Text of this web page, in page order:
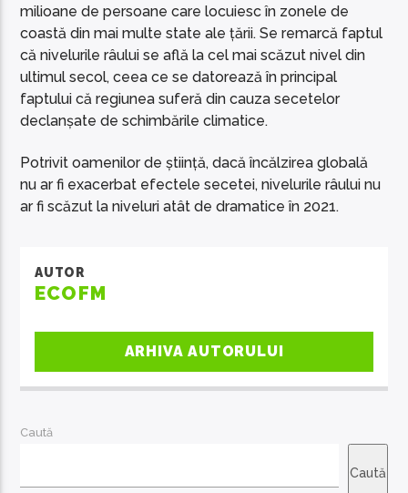
milioane de persoane care locuiesc în zonele de
coastă din mai multe state ale țării. Se remarcă faptul
că nivelurile râului se află la cel mai scăzut nivel din
ultimul secol, ceea ce se datorează în principal
faptului că regiunea suferă din cauza secetelor
declanșate de schimbările climatice.
Potrivit oamenilor de știință, dacă încălzirea globală
nu ar fi exacerbat efectele secetei, nivelurile râului nu
ar fi scăzut la niveluri atât de dramatice în 2021.
AUTOR
ECOFM
ARHIVA AUTORULUI
Caută
Caută